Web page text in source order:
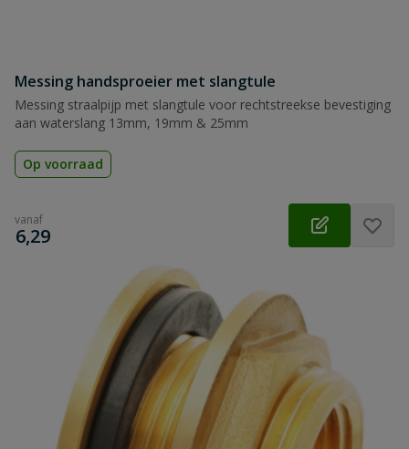
Messing handsproeier met slangtule
Messing straalpijp met slangtule voor rechtstreekse bevestiging
aan waterslang 13mm, 19mm & 25mm
Op voorraad
vanaf
€
6,29